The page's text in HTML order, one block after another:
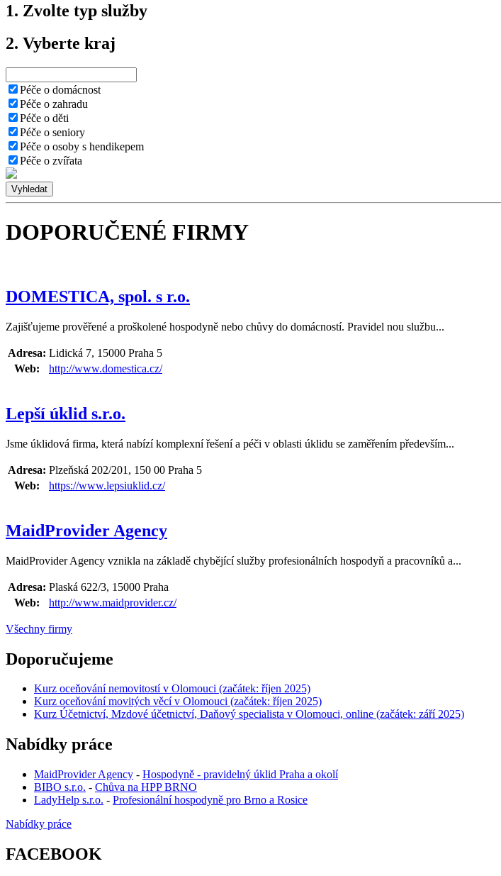
1. Zvolte typ služby
2. Vyberte kraj
Péče o domácnost
Péče o zahradu
Péče o děti
Péče o seniory
Péče o osoby s hendikepem
Péče o zvířata
DOPORUČENÉ FIRMY
DOMESTICA, spol. s r.o.
Zajišťujeme prověřené a proškolené hospodyně nebo chůvy do domácností. Pravidel nou službu...
Adresa: Lidická 7, 15000 Praha 5
Web:
http://www.domestica.cz/
Lepší úklid s.r.o.
Jsme úklidová firma, která nabízí komplexní řešení a péči v oblasti úklidu se zaměřením především...
Adresa: Plzeňská 202/201, 150 00 Praha 5
Web:
https://www.lepsiuklid.cz/
MaidProvider Agency
MaidProvider Agency vznikla na základě chybějící služby profesionálních hospodyň a pracovníků a...
Adresa: Plaská 622/3, 15000 Praha
Web:
http://www.maidprovider.cz/
Všechny firmy
Doporučujeme
Kurz oceňování nemovitostí v Olomouci (začátek: říjen 2025)
Kurz oceňování movitých věcí v Olomouci (začátek: říjen 2025)
Kurz Účetnictví, Mzdové účetnictví, Daňový specialista v Olomouci, online (začátek: září 2025)
Nabídky práce
MaidProvider Agency - Hospodyně - pravidelný úklid Praha a okolí
BIBO s.r.o. - Chůva na HPP BRNO
LadyHelp s.r.o. - Profesionální hospodyně pro Brno a Rosice
Nabídky práce
FACEBOOK